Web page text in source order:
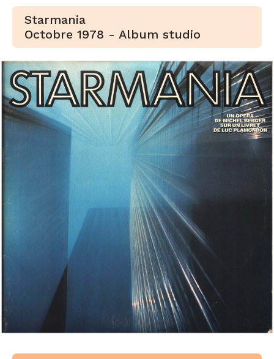
Starmania
Octobre 1978 - Album studio